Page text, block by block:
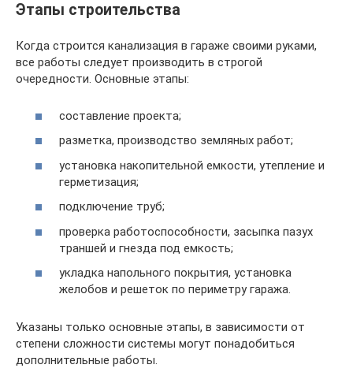
Этапы строительства
Когда строится канализация в гараже своими руками,
все работы следует производить в строгой
очередности. Основные этапы:
составление проекта;
разметка, производство земляных работ;
установка накопительной емкости, утепление и
герметизация;
подключение труб;
проверка работоспособности, засыпка пазух
траншей и гнезда под емкость;
укладка напольного покрытия, установка
желобов и решеток по периметру гаража.
Указаны только основные этапы, в зависимости от
степени сложности системы могут понадобиться
дополнительные работы.